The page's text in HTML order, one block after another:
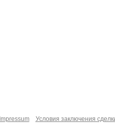
Impressum Условия заключения